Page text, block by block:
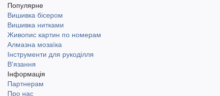
Популярне
Вишивка бісером
Вишивка нитками
Живопис картин по номерам
Алмазна мозаїка
Інструменти для рукоділля
В'язання
Інформація
Партнерам
Про нас